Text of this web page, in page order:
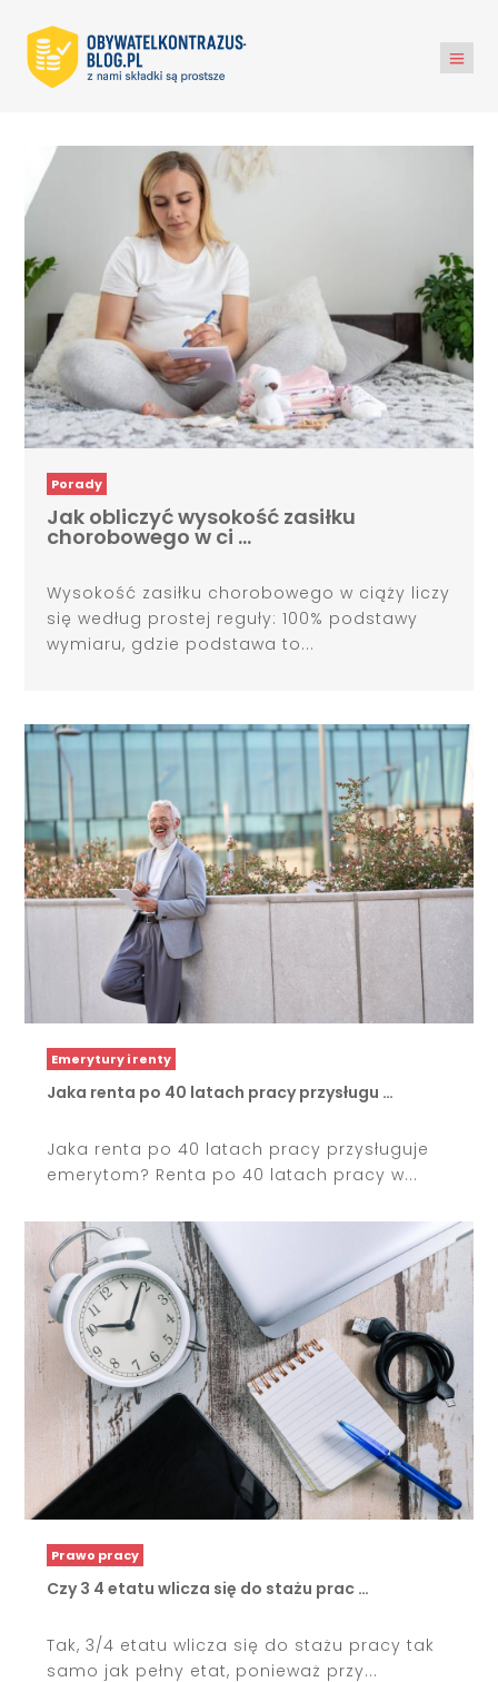
Porady
Jak obliczyć wysokość zasiłku
chorobowego w ci …
Wysokość zasiłku chorobowego w ciąży liczy
się według prostej reguły: 100% podstawy
wymiaru, gdzie podstawa to...
Emerytury i renty
Jaka renta po 40 latach pracy przysługu …
Jaka renta po 40 latach pracy przysługuje
emerytom? Renta po 40 latach pracy w...
Prawo pracy
Czy 3 4 etatu wlicza się do stażu prac …
Tak, 3/4 etatu wlicza się do stażu pracy tak
samo jak pełny etat, ponieważ przy...